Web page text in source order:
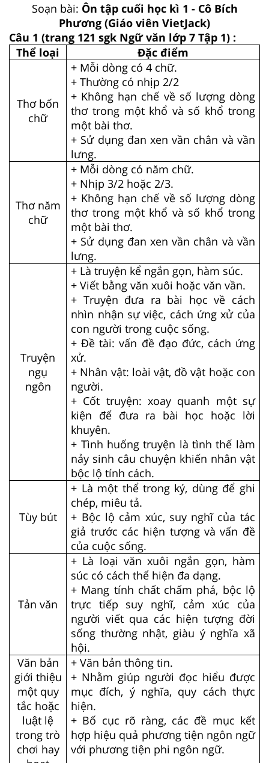
Soạn bài: Ôn tập cuối học kì 1 - Cô Bích
Phương (Giáo viên VietJack)
Câu 1 (trang 121 sgk Ngữ văn lớp 7 Tập 1) :
Thể loại
Đặc điểm
Thơ bốn
chữ
+ Mỗi dòng có 4 chữ.
+ Thường có nhịp 2/2
+ Không hạn chế về số lượng dòng
thơ trong một khổ và số khổ trong
một bài thơ.
+ Sử dụng đan xen vần chân và vần
lưng.
Thơ năm
chữ
+ Mỗi dòng có năm chữ.
+ Nhịp 3/2 hoặc 2/3.
+ Không hạn chế về số lượng dòng
thơ trong một khổ và số khổ trong
một bài thơ.
+ Sử dụng đan xen vần chân và vần
lưng.
Truyện
ngụ
ngôn
+ Là truyện kể ngắn gọn, hàm súc.
+ Viết bằng văn xuôi hoặc văn vần.
+ Truyện đưa ra bài học về cách
nhìn nhận sự việc, cách ứng xử của
con người trong cuộc sống.
+ Đề tài: vấn đề đạo đức, cách ứng
xử.
+ Nhân vật: loài vật, đồ vật hoặc con
người.
+ Cốt truyện: xoay quanh một sự
kiện để đưa ra bài học hoặc lời
khuyên.
+ Tình huống truyện là tình thế làm
nảy sinh câu chuyện khiến nhân vật
bộc lộ tính cách.
Tùy bút
+ Là một thể trong ký, dùng để ghi
chép, miêu tả.
+ Bộc lộ cảm xúc, suy nghĩ của tác
giả trước các hiện tượng và vấn đề
của cuộc sống.
Tản văn
+ Là loại văn xuôi ngắn gọn, hàm
súc có cách thể hiện đa dạng.
+ Mang tính chất chấm phá, bộc lộ
trực tiếp suy nghĩ, cảm xúc của
người viết qua các hiện tượng đời
sống thường nhật, giàu ý nghĩa xã
hội.
Văn bản
giới thiệu
một quy
tắc hoặc
luật lệ
trong trò
chơi hay
+ Văn bản thông tin.
+ Nhằm giúp người đọc hiểu được
mục đích, ý nghĩa, quy cách thực
hiện.
+ Bố cục rõ ràng, các đề mục kết
hợp hiệu quả phương tiện ngôn ngữ
với phương tiện phi ngôn ngữ.